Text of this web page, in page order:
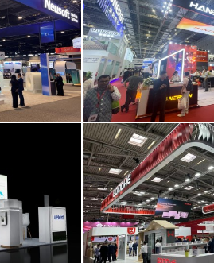
汉伏能源技术（
展览面积：
工程地点：
工程时间：